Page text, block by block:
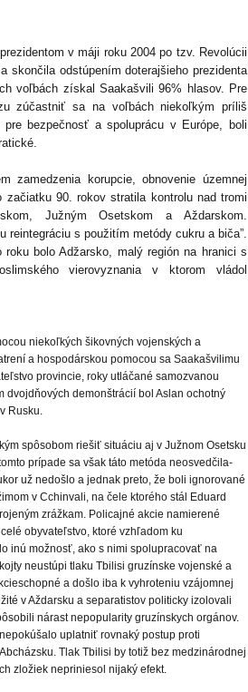
v máji roku 2004 po tzv. Revolúcii
skončila odstúpením doterajšieho prezidenta
voľbách získal Saakašvili 96% hlasov. Pre
zúčastniť sa na voľbách niekoľkým príliš
pre bezpečnosť a spoluprácu v Európe, boli
zamedzenia korupcie, obnovenie územnej
90. rokov stratila kontrolu nad tromi
Južným Osetskom a Aždarskom.
reintegráciu s použitím metódy cukru a biča”.
bolo Adžarsko, malý región na hranici s
vierovyznania v ktorom vládol
niekoľkých šikovných vojenských a
a hospodárskou pomocou sa Saakašvilimu
provincie, roky utláčané samozvanou
dvojdňových demonštrácií bol Aslan ochotný
Rusku.
spôsobom riešiť situáciu aj v Južnom Osetsku
prípade sa však táto metóda neosvedčila-
už nedošlo a jednak preto, že boli ignorované
v Cchinvali, na čele ktorého stál Eduard
zrážkam. Policajné akcie namierené
obyvateľstvo, ktoré vzhľadom ku
inú možnosť, ako s nimi spolupracovať na
neustúpi tlaku Tbilisi gruzínske vojenské a
a došlo iba k vyhroteniu vzájomnej
v Aždarsku a separatistov politicky izolovali
nárast nepopularity gruzínskych orgánov.
uplatniť rovnaký postup proti
Tlak Tbilisi by totiž bez medzinárodnej
zložiek nepriniesol nijaký efekt.